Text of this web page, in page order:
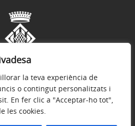
la teva experiència de
o contingut personalitzats i
En fer clic a "Acceptar-ho tot",
les cookies.
de privacitat